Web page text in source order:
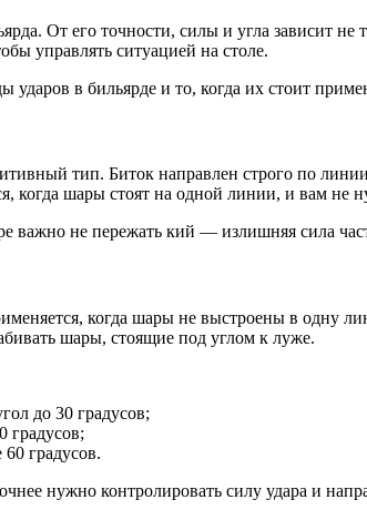
От его точности, силы и угла зависит
управлять ситуацией на столе.
ударов в бильярде и то, когда их стоит
тип. Биток направлен строго по
когда шары стоят на одной линии, и вам не
важно не пережать кий — излишняя сила
когда шары не выстроены в одну
шары, стоящие под углом к луже.
до 30 градусов;
градусов.
нужно контролировать силу удара и